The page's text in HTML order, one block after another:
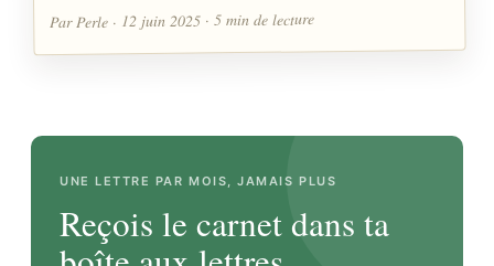
Par Perle · 12 juin 2025 · 5 min de lecture
UNE LETTRE PAR MOIS, JAMAIS PLUS
Reçois le carnet dans ta